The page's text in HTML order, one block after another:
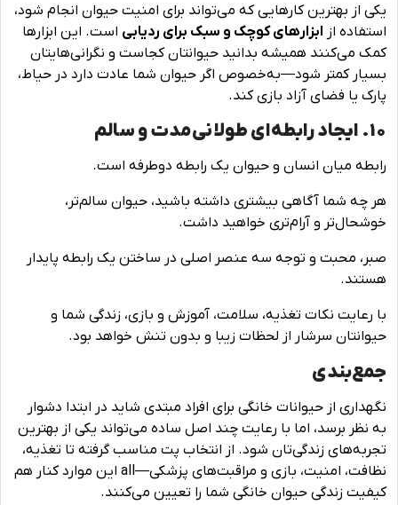
یکی از بهترین کارهایی که می‌تواند برای امنیت حیوان انجام شود،
استفاده از ابزارهای کوچک و سبک برای ردیابی است. این ابزارها
کمک می‌کنند همیشه بدانید حیوانتان کجاست و نگرانی‌هایتان
بسیار کمتر شود—به‌خصوص اگر حیوان شما عادت دارد در حیاط،
پارک یا فضای آزاد بازی کند.
10. ایجاد رابطه‌ای طولانی‌مدت و سالم
رابطه میان انسان و حیوان یک رابطه دوطرفه است.
هر چه شما آگاهی بیشتری داشته باشید، حیوان سالم‌تر،
خوشحال‌تر و آرام‌تری خواهید داشت.
صبر، محبت و توجه سه عنصر اصلی در ساختن یک رابطه پایدار
هستند.
با رعایت نکات تغذیه، سلامت، آموزش و بازی، زندگی شما و
حیوانتان سرشار از لحظات زیبا و بدون تنش خواهد بود.
جمع‌بندی
نگهداری از حیوانات خانگی برای افراد مبتدی شاید در ابتدا دشوار
به نظر برسد، اما با رعایت چند اصل ساده می‌تواند یکی از بهترین
تجربه‌های زندگی‌تان شود. از انتخاب پت مناسب گرفته تا تغذیه،
نظافت، امنیت، بازی و مراقبت‌های پزشکی—all این موارد کنار هم
کیفیت زندگی حیوان خانگی شما را تعیین می‌کنند.